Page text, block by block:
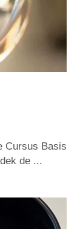
Cursus Basis
de ...